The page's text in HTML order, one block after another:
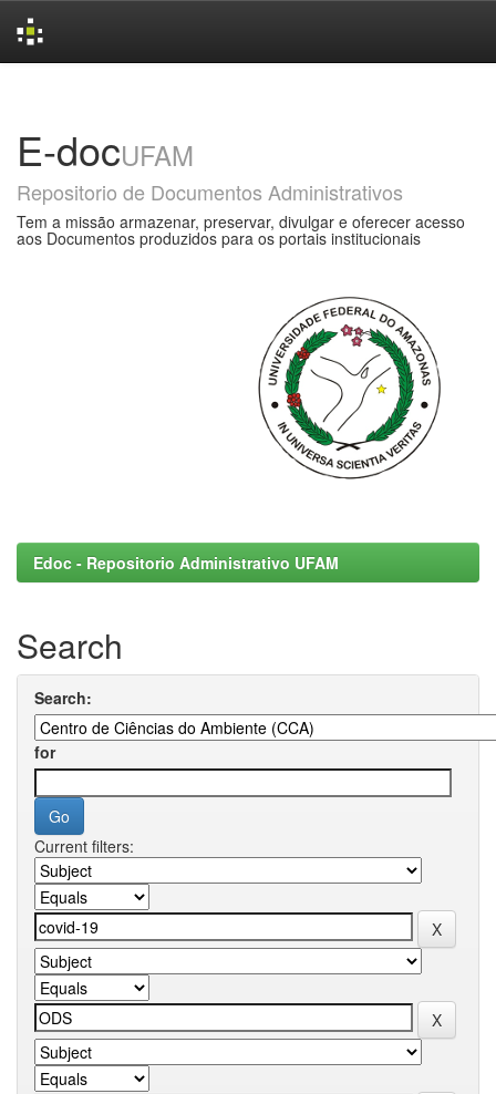
E-docUFAM
Repositorio de Documentos Administrativos
Tem a missão armazenar, preservar, divulgar e oferecer acesso
aos Documentos produzidos para os portais institucionais
Edoc - Repositorio Administrativo UFAM
Search
Search:
for
Current filters: